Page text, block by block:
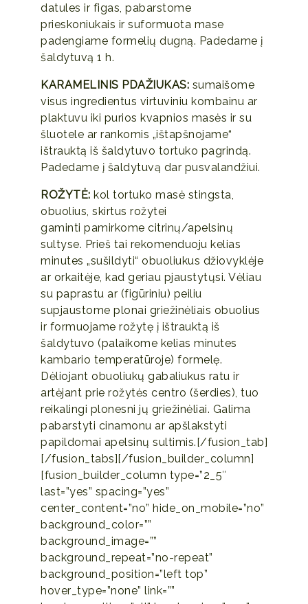
datules ir figas, pabarstome
prieskoniukais ir suformuota mase
padengiame formelių dugną. Padedame į
šaldytuvą 1 h.
KARAMELINIS PDAŽIUKAS: sumaišome
visus ingredientus virtuviniu kombainu ar
plaktuvu iki purios kvapnios masės ir su
šluotele ar rankomis „ištapšnojame“
ištrauktą iš šaldytuvo tortuko pagrindą.
Padedame į šaldytuvą dar pusvalandžiui.
ROŽYTĖ: kol tortuko masė stingsta,
obuolius, skirtus rožytei
gaminti pamirkome citrinų/apelsinų
sultyse. Prieš tai rekomenduoju kelias
minutes „sušildyti“ obuoliukus džiovyklėje
ar orkaitėje, kad geriau pjaustytųsi. Vėliau
su paprastu ar (figūriniu) peiliu
supjaustome plonai griežinėliais obuolius
ir formuojame rožytę į ištrauktą iš
šaldytuvo (palaikome kelias minutes
kambario temperatūroje) formelę.
Dėliojant obuoliukų gabaliukus ratu ir
artėjant prie rožytės centro (šerdies), tuo
reikalingi plonesni jų griežinėliai. Galima
pabarstyti cinamonu ar apšlakstyti
papildomai apelsinų sultimis.[/fusion_tab]
[/fusion_tabs][/fusion_builder_column]
[fusion_builder_column type=”2_5″
last=”yes” spacing=”yes”
center_content=”no” hide_on_mobile=”no”
background_color=””
background_image=””
background_repeat=”no-repeat”
background_position=”left top”
hover_type=”none” link=””